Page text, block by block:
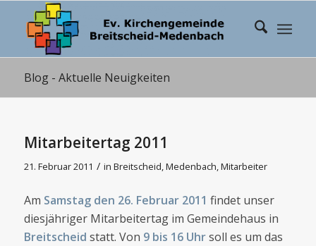
Blog - Aktuelle Neuigkeiten
Mitarbeitertag 2011
21. Februar 2011 / in Breitscheid,Medenbach,Mitarbeiter
Am Samstag den 26. Februar 2011 findet unser
diesjähriger Mitarbeitertag im Gemeindehaus in
Breitscheid statt. Von 9 bis 16 Uhrsoll es um das